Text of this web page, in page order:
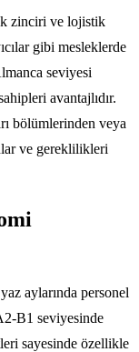
zinciri ve lojistik
gibi mesleklerde
seviyesi
avantajlıdır.
bölümlerinden veya
ve gereklilikleri
aylarında personel
B1 seviyesinde
sayesinde özellikle